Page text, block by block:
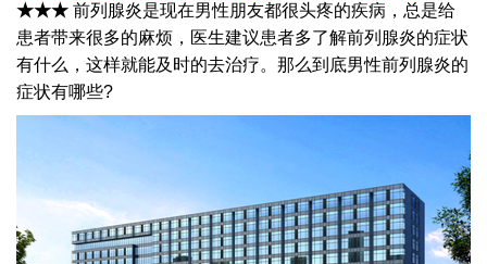
★★★ 前列腺炎是现在男性朋友都很头疼的疾病，总是给
患者带来很多的麻烦，医生建议患者多了解前列腺炎的症状
有什么，这样就能及时的去治疗。那么到底男性前列腺炎的
症状有哪些?